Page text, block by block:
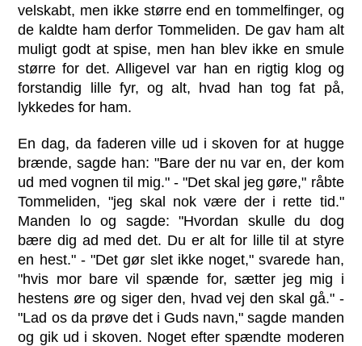
velskabt, men ikke større end en tommelfinger, og
de kaldte ham derfor Tommeliden. De gav ham alt
muligt godt at spise, men han blev ikke en smule
større for det. Alligevel var han en rigtig klog og
forstandig lille fyr, og alt, hvad han tog fat på,
lykkedes for ham.
En dag, da faderen ville ud i skoven for at hugge
brænde, sagde han: "Bare der nu var en, der kom
ud med vognen til mig." - "Det skal jeg gøre," råbte
Tommeliden, "jeg skal nok være der i rette tid."
Manden lo og sagde: "Hvordan skulle du dog
bære dig ad med det. Du er alt for lille til at styre
en hest." - "Det gør slet ikke noget," svarede han,
"hvis mor bare vil spænde for, sætter jeg mig i
hestens øre og siger den, hvad vej den skal gå." -
"Lad os da prøve det i Guds navn," sagde manden
og gik ud i skoven. Noget efter spændte moderen